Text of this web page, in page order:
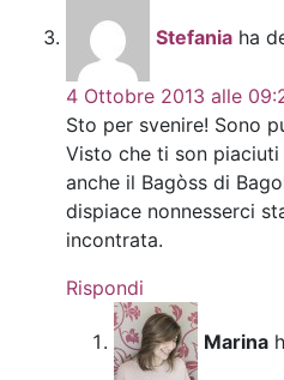
Stefania ha
4 Ottobre 2013 alle
Sto per svenire! Sono
Visto che ti son
anche il Bagòss di
dispiace nonnesserci
incontrata.
Rispondi
Marina